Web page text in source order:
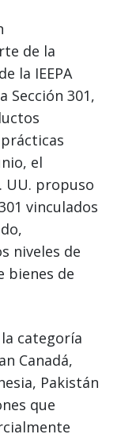
de la
la IEEPA
Sección 301,
el
UU. propuso
vinculados
niveles de
bienes de
categoría
Canadá,
Pakistán
que